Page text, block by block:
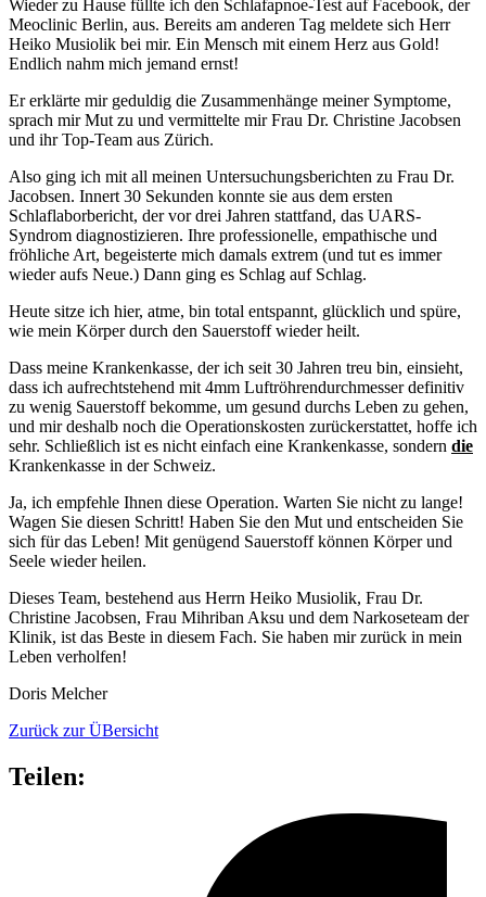
Wieder zu Hause füllte ich den Schlafapnoe-Test auf Facebook, der
Meoclinic Berlin, aus. Bereits am anderen Tag meldete sich Herr
Heiko Musiolik bei mir. Ein Mensch mit einem Herz aus Gold!
Endlich nahm mich jemand ernst!
Er erklärte mir geduldig die Zusammenhänge meiner Symptome,
sprach mir Mut zu und vermittelte mir Frau Dr. Christine Jacobsen
und ihr Top-Team aus Zürich.
Also ging ich mit all meinen Untersuchungsberichten zu Frau Dr.
Jacobsen. Innert 30 Sekunden konnte sie aus dem ersten
Schlaflaborbericht, der vor drei Jahren stattfand, das UARS-
Syndrom diagnostizieren. Ihre professionelle, empathische und
fröhliche Art, begeisterte mich damals extrem (und tut es immer
wieder aufs Neue.) Dann ging es Schlag auf Schlag.
Heute sitze ich hier, atme, bin total entspannt, glücklich und spüre,
wie mein Körper durch den Sauerstoff wieder heilt.
Dass meine Krankenkasse, der ich seit 30 Jahren treu bin, einsieht,
dass ich aufrechtstehend mit 4mm Luftröhrendurchmesser definitiv
zu wenig Sauerstoff bekomme, um gesund durchs Leben zu gehen,
und mir deshalb noch die Operationskosten zurückerstattet, hoffe ich
sehr. Schließlich ist es nicht einfach eine Krankenkasse, sondern die
Krankenkasse in der Schweiz.
Ja, ich empfehle Ihnen diese Operation. Warten Sie nicht zu lange!
Wagen Sie diesen Schritt! Haben Sie den Mut und entscheiden Sie
sich für das Leben! Mit genügend Sauerstoff können Körper und
Seele wieder heilen.
Dieses Team, bestehend aus Herrn Heiko Musiolik, Frau Dr.
Christine Jacobsen, Frau Mihriban Aksu und dem Narkoseteam der
Klinik, ist das Beste in diesem Fach. Sie haben mir zurück in mein
Leben verholfen!
Doris Melcher
Zurück zur ÜBersicht
Teilen: